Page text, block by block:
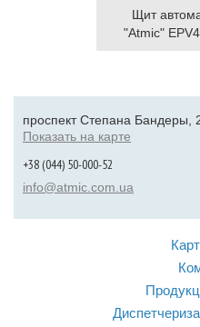
Щит
"Atmic"
проспект Степана Бандеры,
Показать на карте
+38 (044) 50-000-52
info@atmic.com.ua